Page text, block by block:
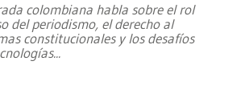
colombiana habla sobre el rol
del periodismo, el derecho al
constitucionales y los desafíos
...